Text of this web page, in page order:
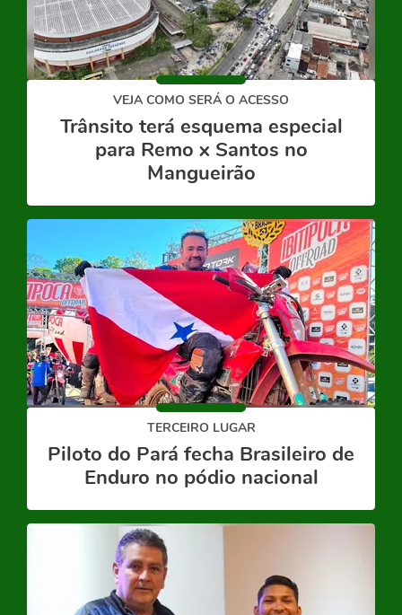
VEJA COMO SERÁ O ACESSO
Trânsito terá esquema especial
para Remo x Santos no
Mangueirão
TERCEIRO LUGAR
Piloto do Pará fecha Brasileiro de
Enduro no pódio nacional